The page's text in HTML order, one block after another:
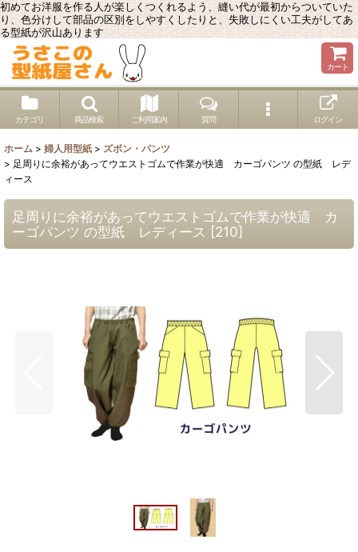
初めてお洋服を作る人が楽しくつくれるよう、縫い代が最初からついていた
り、色分けして部品の区別をしやすくしたりと、失敗しにくい工夫がしてあ
る型紙が沢山あります
カート
カテゴリ 商品検索 ご利用案内 質問 ログイン
ホーム > 婦人用型紙 > ズボン・パンツ
> 足周りに余裕があってウエストゴムで作業が快適 カーゴパンツ の型紙 レデ
ィース
足周りに余裕があってウエストゴムで作業が快適 カ
ーゴパンツ の型紙 レディース [210]